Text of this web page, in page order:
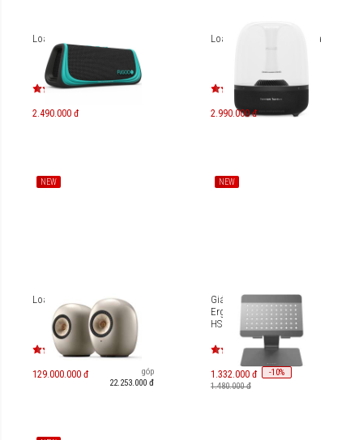
Loa FuGoo Sport
2.490.000 đ
Loa Harman Kardon Aura
2.990.000 đ
NEW
Loa KEF LS LUXE
129.000.000 đ
Trả góp
22.253.000 đ
NEW
Giá đỡ HyperSpace
Ergonomic Laptop Stand
HS1150
1.332.000 đ -10%
1.480.000 đ